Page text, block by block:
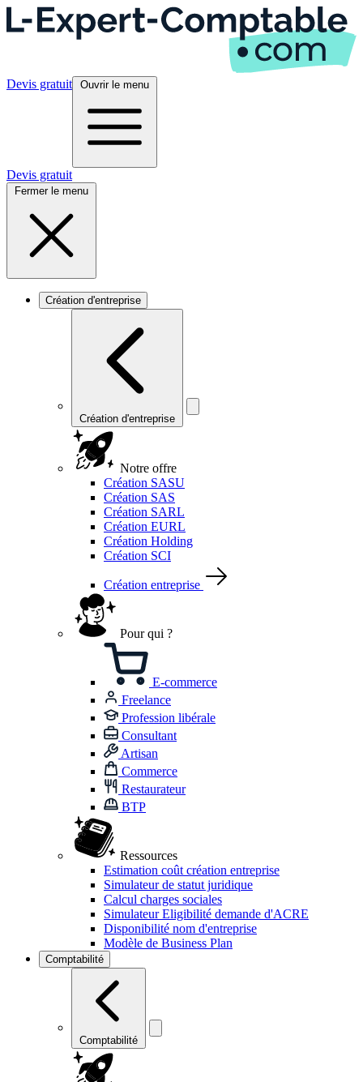
Devis gratuit Ouvrir le menu
Devis gratuit
Fermer le menu
Création d'entreprise
Création d'entreprise
Notre offre
Création SASU
Création SAS
Création SARL
Création EURL
Création Holding
Création SCI
Création entreprise
Pour qui ?
E-commerce
Freelance
Profession libérale
Consultant
Artisan
Commerce
Restaurateur
BTP
Ressources
Estimation coût création entreprise
Simulateur de statut juridique
Calcul charges sociales
Simulateur Eligibilité demande d'ACRE
Disponibilité nom d'entreprise
Modèle de Business Plan
Comptabilité
Comptabilité